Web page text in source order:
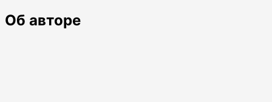
Об авторе